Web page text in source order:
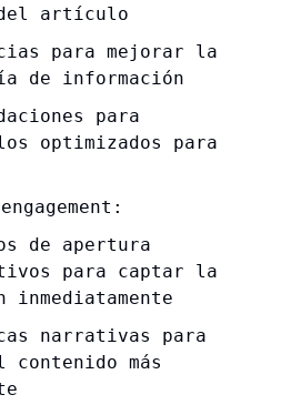
artículo
para mejorar la
de información
para
optimizados para
de apertura
para captar la
inmediatamente
narrativas para
contenido más